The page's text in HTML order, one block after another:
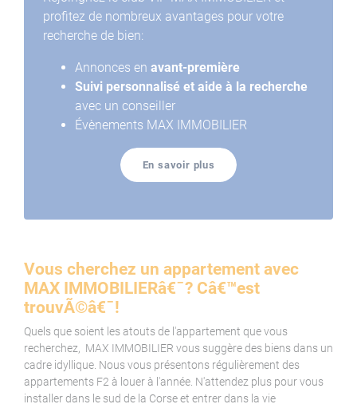
profitez de nombreux avantages pour votre
recherche de bien:
Annonces en avant-première
Suivi personnalisé et aide à la recherche
avec un conseiller
Évènements MAX IMMOBILIER
En savoir plus
Vous cherchez un appartement avec
MAX IMMOBILIERâ€¯? Câ€™est
trouvÃ©â€¯!
Quels que soient les atouts de l'appartement que vous
recherchez, MAX IMMOBILIER vous suggère des biens dans un
cadre idyllique. Nous vous présentons régulièrement des
appartements F2 à louer à l'année. N'attendez plus pour vous
installer dans le sud de la Corse et entrer dans la vie